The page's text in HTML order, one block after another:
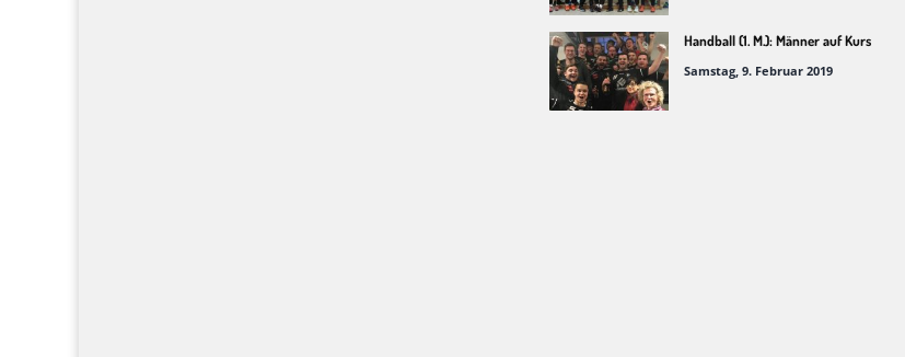
Handball (1. M.): Männer auf Kurs
Samstag, 9. Februar 2019